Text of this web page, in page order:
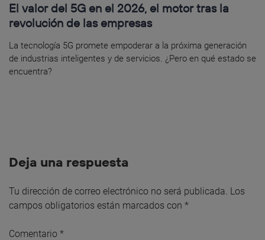
El valor del 5G en el 2026, el motor tras la
revolución de las empresas
La tecnología 5G promete empoderar a la próxima generación
de industrias inteligentes y de servicios. ¿Pero en qué estado se
encuentra?
Deja una respuesta
Tu dirección de correo electrónico no será publicada. Los
campos obligatorios están marcados con *
Comentario *